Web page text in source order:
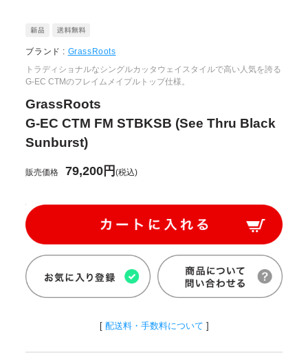
ブランド : GrassRoots
トラディショナルなシングルカッタウェイスタイルで高い人気を誇る
G-EC CTMのフレイムメイプルトップ仕様。
GrassRoots
G-EC CTM FM STBKSB (See Thru Black
Sunburst)
販売価格 79,200円(税込)
[ 配送料・手数料について ]